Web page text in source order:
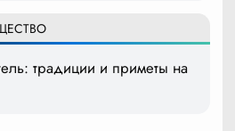
традиции и приметы на